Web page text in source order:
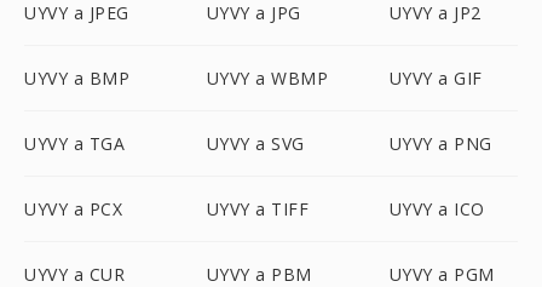
UYVY a JPEG UYVY a JPG UYVY a JP2
UYVY a BMP UYVY a WBMP UYVY a GIF
UYVY a TGA UYVY a SVG UYVY a PNG
UYVY a PCX UYVY a TIFF UYVY a ICO
UYVY a CUR UYVY a PBM UYVY a PGM